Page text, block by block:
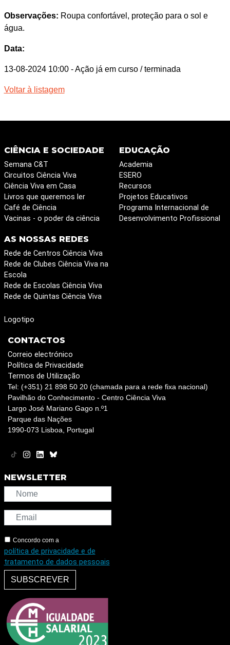
Observações: Roupa confortável, proteção para o sol e
água.
Data:
13-08-2024 10:00 - Ação já em curso / terminada
Voltar à listagem
CIÊNCIA E SOCIEDADE
Semana C&T
Circuitos Ciência Viva
Ciência Viva em Casa
Livros que queremos ler
Café de Ciência
Vacinas - o poder da ciência
EDUCAÇÃO
Academia
ESERO
Recursos
Projetos Educativos
Programa Internacional de
Desenvolvimento Profissional
AS NOSSAS REDES
Rede de Centros Ciência Viva
Rede de Clubes Ciência Viva na
Escola
Rede de Escolas Ciência Viva
Rede de Quintas Ciência Viva
Logotipo
CONTACTOS
Correio electrónico
Política de Privacidade
Termos de Utilização
Tel: (+351) 21 898 50 20 (chamada para a rede fixa nacional)
Pavilhão do Conhecimento - Centro Ciência Viva
Largo José Mariano Gago n.º1
Parque das Nações
1990-073 Lisboa, Portugal
NEWSLETTER
Concordo com a
política de privacidade e de
tratamento de dados pessoais
SUBSCREVER